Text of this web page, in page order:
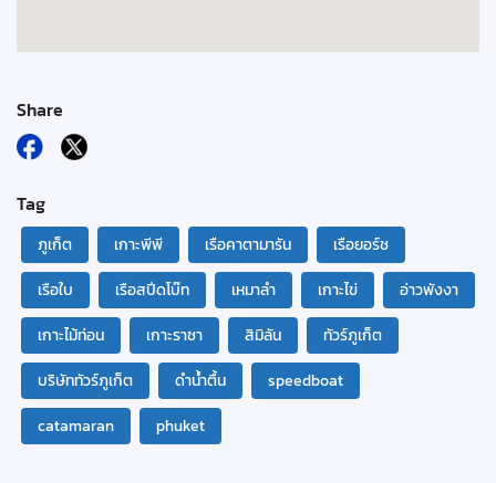
Share
Tag
ภูเก็ต เกาะพีพี เรือคาตามารัน
เรือยอร์ช
เรือใบ
เรือสปีดโบ๊ท เหมาลำ เกาะไข่
อ่าวพังงา
เกาะไม้ท่อน
เกาะราชา สิมิลัน
ทัวร์ภูเก็ต
บริษัททัวร์ภูเก็ต
ดำน้ำตื้น
speedboat
catamaran
phuket